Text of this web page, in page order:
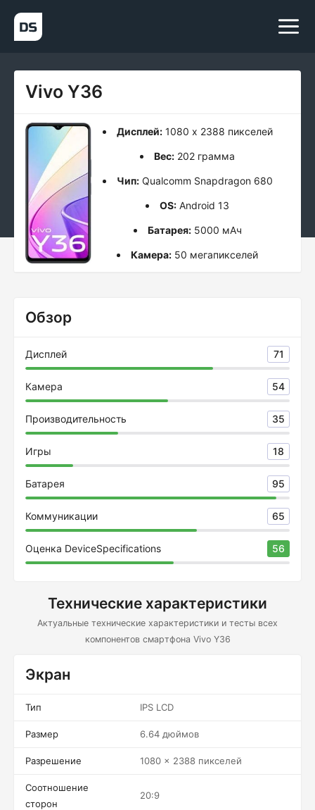
Vivo Y36
Дисплей:1080 x 2388 пикселей
Вес: 202 грамма
Чип:Qualcomm Snapdragon 680
OS: Android 13
Батарея:5000 мАч
Камера: 50 мегапикселей
Обзор
Дисплей 71
Камера 54
Производительность 35
Игры 18
Батарея 95
Коммуникации 65
Оценка DeviceSpecifications 56
Технические характеристики
Актуальные технические характеристики и тесты всех
компонентов смартфона Vivo Y36
Экран
Тип IPS LCD
Размер 6.64 дюймов
Разрешение 1080 x 2388 пикселей
Соотношение
сторон
20:9